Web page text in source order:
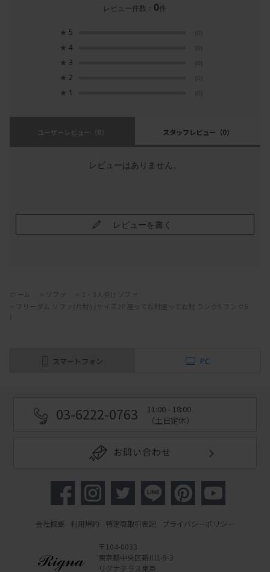
レビュー件数： 0件
★ 5 (0)
★ 4 (0)
★ 3 (0)
★ 2 (0)
★ 1 (0)
ユーザーレビュー （0） スタッフレビュー （0）
レビューはありません。
レビューを書く
ホーム ソファ
2・3人掛けソファ
フリーダム ソファ(片肘) (サイズ2P 座って右肘座って右肘 ランク5 ランク5
スマートフォン PC
03-6222-0763
11:00 - 18:00
（土日定休）
お問い合わせ
会社概要 利用規約 特定商取引表記 プライバシーポリシー
〒104-0033
東京都中央区新川1-9-3
リグナテラス東京